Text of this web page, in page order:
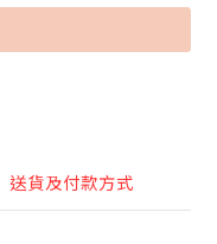
送貨及付款方式